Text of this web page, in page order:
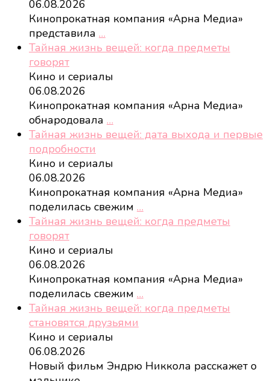
06.08.2026
Кинопрокатная компания «Арна Медиа»
представила …
Тайная жизнь вещей: когда предметы
говорят
Кино и сериалы
06.08.2026
Кинопрокатная компания «Арна Медиа»
обнародовала …
Тайная жизнь вещей: дата выхода и первые
подробности
Кино и сериалы
06.08.2026
Кинопрокатная компания «Арна Медиа»
поделилась свежим …
Тайная жизнь вещей: когда предметы
говорят
Кино и сериалы
06.08.2026
Кинопрокатная компания «Арна Медиа»
поделилась свежим …
Тайная жизнь вещей: когда предметы
становятся друзьями
Кино и сериалы
06.08.2026
Новый фильм Эндрю Никкола расскажет о